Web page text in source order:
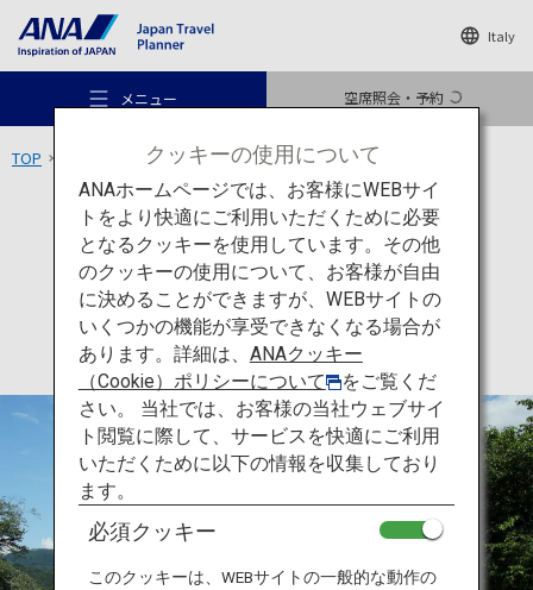
Italy
メニュー 空席照会・予約
おすすめの旅
旅のアイデア
行き先
旅のお役立ち情報
TOP 宇和島城
文化 愛媛
宇和島城
クッキーの使用について
ANAホームページでは、お客様にWEBサイ
トをより快適にご利用いただくために必要
となるクッキーを使用しています。その他
のクッキーの使用について、お客様が自由
に決めることができますが、WEBサイトの
いくつかの機能が享受できなくなる場合が
あります。詳細は、 ANAクッキー
（Cookie）ポリシーについて
をご覧くだ
さい。 当社では、お客様の当社ウェブサイ
ト閲覧に際して、サービスを快適にご利用
いただくために以下の情報を収集しており
ます。
必須クッキー
このクッキーは、WEBサイトの一般的な動作の